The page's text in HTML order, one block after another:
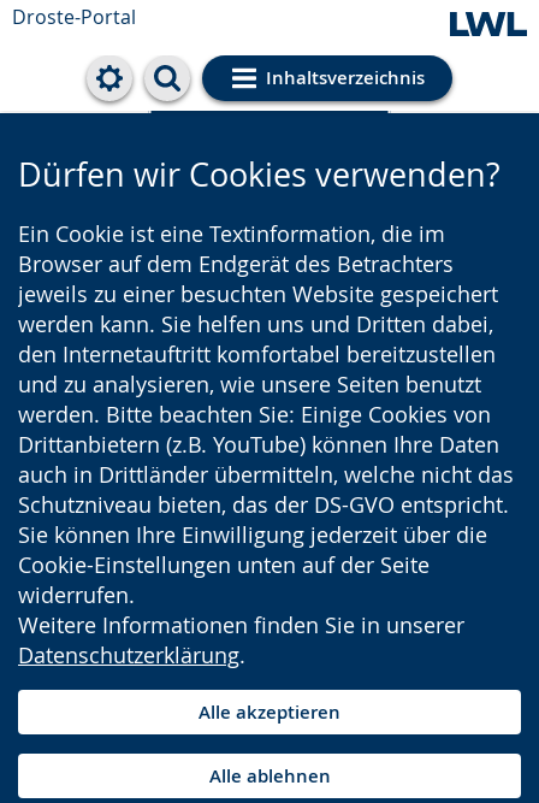
Droste-Portal
Inhaltsverzeichnis
Cookie-Einstellungen
Dürfen wir Cookies verwenden?
Ein Cookie ist eine Textinformation, die im
Browser auf dem Endgerät des Betrachters
jeweils zu einer besuchten Website gespeichert
werden kann. Sie helfen uns und Dritten dabei,
den Internetauftritt komfortabel bereitzustellen
und zu analysieren, wie unsere Seiten benutzt
werden. Bitte beachten Sie: Einige Cookies von
Drittanbietern (z.B. YouTube) können Ihre Daten
auch in Drittländer übermitteln, welche nicht das
Schutzniveau bieten, das der DS-GVO entspricht.
Sie können Ihre Einwilligung jederzeit über die
Cookie-Einstellungen unten auf der Seite
widerrufen.
Weitere Informationen finden Sie in unserer
Datenschutzerklärung.
Alle akzeptieren
Alle ablehnen